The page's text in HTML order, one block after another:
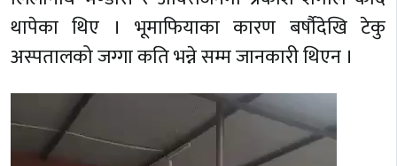
थापेका थिए । भूमाफियाका कारण बर्षौदेखि टेकु
अस्पतालको जग्गा कति भन्ने सम्म जानकारी थिएन ।
Video
Player